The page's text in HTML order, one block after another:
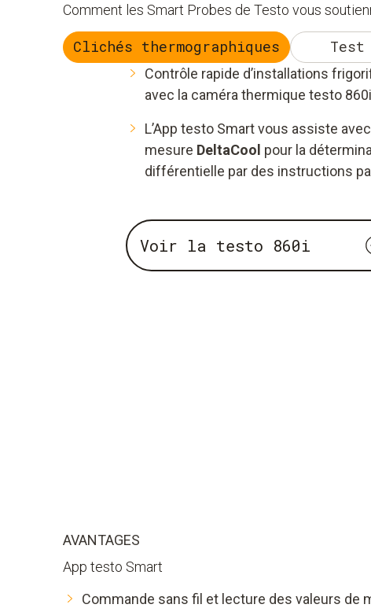
Comment les Smart Probes de Testo vous
Clichés thermographiques Test
Contrôle rapide d’installations
avec la caméra thermique testo
L’App testo Smart vous assiste
mesure DeltaCool pour la
différentielle par des instructions
Voir la testo 860i
AVANTAGES
App testo Smart
Commande sans fil et lecture des valeurs de